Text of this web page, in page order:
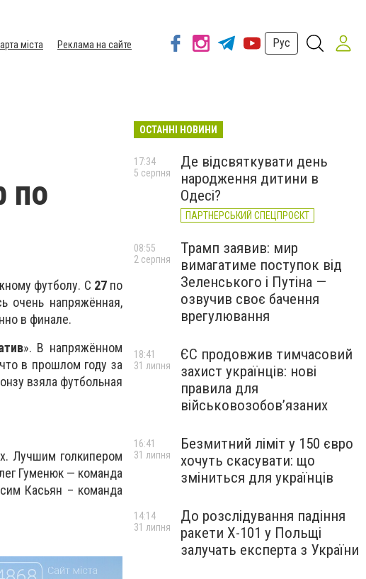
міста
Реклама на сайте
Рус
по
футболу. С 27по
очень напряжённая,
в финале.
». В напряжённом
в прошлом году за
взяла футбольная
Лучшим голкипером
Гуменюк — команда
Касьян – команда
ОСТАННІ НОВИНИ
Де відсвяткувати день
народження дитини в
Одесі?
ПАРТНЕРСЬКИЙ СПЕЦПРОЄКТ
17:34
5 серпня
Трамп заявив: мир
вимагатиме поступок від
Зеленського і Путіна —
озвучив своє бачення
врегулювання
08:55
2 серпня
ЄС продовжив тимчасовий
захист українців: нові
правила для
військовозобов’язаних
18:41
31 липня
Безмитний ліміт у 150 євро
хочуть скасувати: що
зміниться для українців
16:41
31 липня
До розслідування падіння
ракети Х-101 у Польщі
залучать експерта з України
14:14
31 липня